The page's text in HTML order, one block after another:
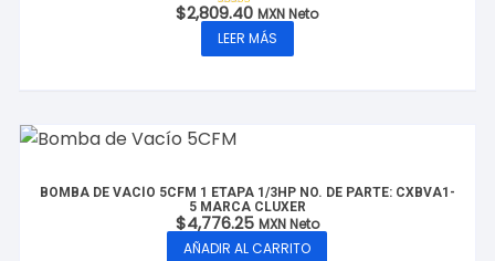
Valorado con
de 5
$2,809.40 MXN Neto
LEER MÁS
BOMBA DE VACÍO 5CFM 1 ETAPA 1/3HP NO. DE PARTE: CXBVA1-
5 MARCA CLUXER
$4,776.25 MXN Neto
AÑADIR AL CARRITO